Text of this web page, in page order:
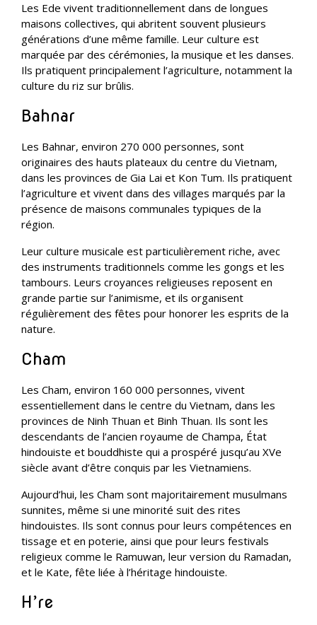
Les Ede vivent traditionnellement dans de longues
maisons collectives, qui abritent souvent plusieurs
générations d’une même famille. Leur culture est
marquée par des cérémonies, la musique et les danses.
Ils pratiquent principalement l’agriculture, notamment la
culture du riz sur brûlis.
Bahnar
Les Bahnar, environ 270 000 personnes, sont
originaires des hauts plateaux du centre du Vietnam,
dans les provinces de Gia Lai et Kon Tum. Ils pratiquent
l’agriculture et vivent dans des villages marqués par la
présence de maisons communales typiques de la
région.
Leur culture musicale est particulièrement riche, avec
des instruments traditionnels comme les gongs et les
tambours. Leurs croyances religieuses reposent en
grande partie sur l’animisme, et ils organisent
régulièrement des fêtes pour honorer les esprits de la
nature.
Cham
Les Cham, environ 160 000 personnes, vivent
essentiellement dans le centre du Vietnam, dans les
provinces de Ninh Thuan et Binh Thuan. Ils sont les
descendants de l’ancien royaume de Champa, État
hindouiste et bouddhiste qui a prospéré jusqu’au XVe
siècle avant d’être conquis par les Vietnamiens.
Aujourd’hui, les Cham sont majoritairement musulmans
sunnites, même si une minorité suit des rites
hindouistes. Ils sont connus pour leurs compétences en
tissage et en poterie, ainsi que pour leurs festivals
religieux comme le Ramuwan, leur version du Ramadan,
et le Kate, fête liée à l’héritage hindouiste.
H’re